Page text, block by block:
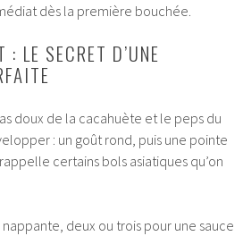
dès la première bouchée.
LE SECRET D’UNE
doux de la cacahuète et le peps du
: un goût rond, puis une pointe
certains bols asiatiques qu’on
deux ou trois pour une sauce